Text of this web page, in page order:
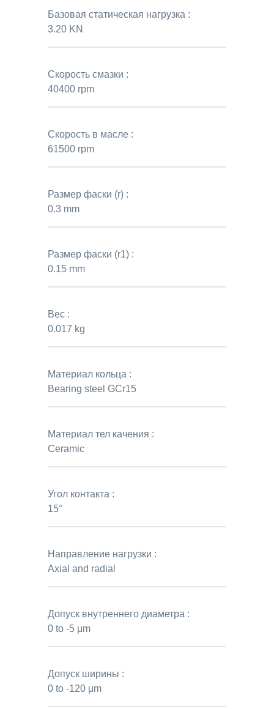
Базовая статическая нагрузка :
3.20 KN
Скорость смазки :
40400 rpm
Скорость в масле :
61500 rpm
Размер фаски (r) :
0.3 mm
Размер фаски (r1) :
0.15 mm
Вес :
0.017 kg
Материал кольца :
Bearing steel GCr15
Материал тел качения :
Ceramic
Угол контакта :
15°
Направление нагрузки :
Axial and radial
Допуск внутреннего диаметра :
0 to -5 μm
Допуск ширины :
0 to -120 μm